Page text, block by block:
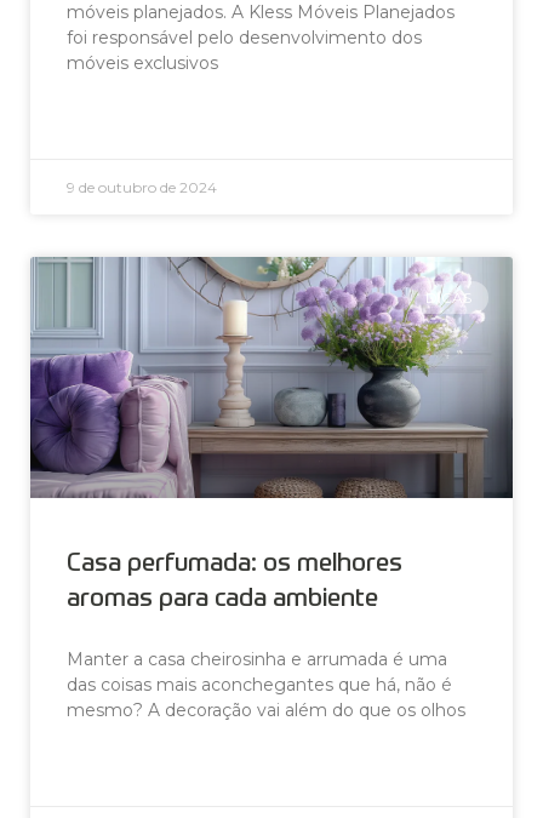
móveis planejados. A Kless Móveis Planejados
foi responsável pelo desenvolvimento dos
móveis exclusivos
9 de outubro de 2024
DICAS
Casa perfumada: os melhores
aromas para cada ambiente
Manter a casa cheirosinha e arrumada é uma
das coisas mais aconchegantes que há, não é
mesmo? A decoração vai além do que os olhos